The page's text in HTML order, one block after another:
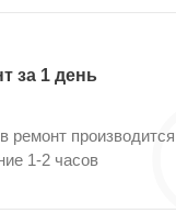
за 1 день
ремонт
1-2 часов